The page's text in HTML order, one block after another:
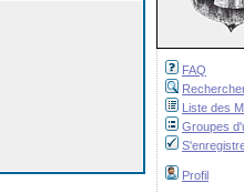
FAQ
Liste des
Groupes
Profil